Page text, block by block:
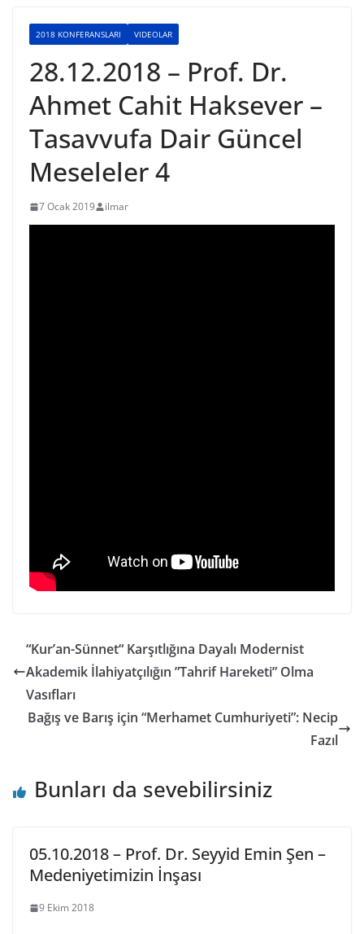
2018 KONFERANSLARI VIDEOLAR
28.12.2018 – Prof. Dr.
Ahmet Cahit Haksever –
Tasavvufa Dair Güncel
Meseleler 4
7 Ocak 2019 ilmar
“Kur’an-Sünnet“ Karşıtlığına Dayalı Modernist
Akademik İlahiyatçılığın ”Tahrif Hareketi” Olma
Vasıfları
Bağış ve Barış için “Merhamet Cumhuriyeti”: Necip
Fazıl
Bunları da sevebilirsiniz
05.10.2018 – Prof. Dr. Seyyid Emin Şen –
Medeniyetimizin İnşası
9 Ekim 2018